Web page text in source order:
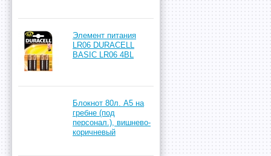
Элемент питания
LR06 DURACELL
BASIC LR06 4BL
Блокнот 80л. А5 на
гребне (под
персонал.), вишнево-
коричневый